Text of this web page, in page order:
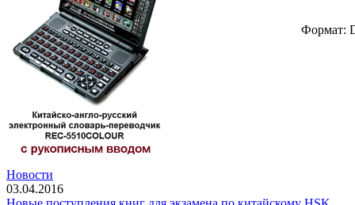
Формат:
Новости
03.04.2016